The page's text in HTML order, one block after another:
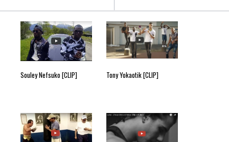
Souley Nefsuko [CLIP] Tony Yokaotik [CLIP]